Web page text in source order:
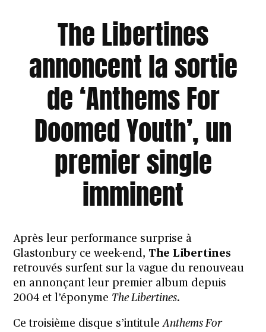
The Libertines
annoncent la sortie
de ‘Anthems For
Doomed Youth’, un
premier single
imminent
Après leur performance surprise à
Glastonbury ce week-end, The Libertines
retrouvés surfent sur la vague du renouveau
en annonçant leur premier album depuis
2004 et l’éponyme The Libertines.
Ce troisième disque s’intituleAnthems For